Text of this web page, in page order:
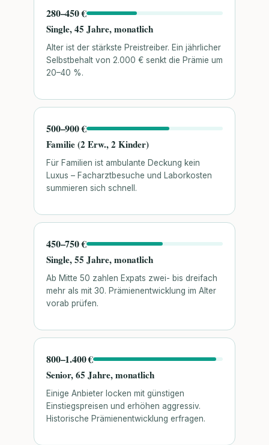
280–450 €
Single, 45 Jahre, monatlich
Alter ist der stärkste Preistreiber. Ein jährlicher
Selbstbehalt von 2.000 € senkt die Prämie um
20–40 %.
500–900 €
Familie (2 Erw., 2 Kinder)
Für Familien ist ambulante Deckung kein
Luxus – Facharztbesuche und Laborkosten
summieren sich schnell.
450–750 €
Single, 55 Jahre, monatlich
Ab Mitte 50 zahlen Expats zwei- bis dreifach
mehr als mit 30. Prämienentwicklung im Alter
vorab prüfen.
800–1.400 €
Senior, 65 Jahre, monatlich
Einige Anbieter locken mit günstigen
Einstiegspreisen und erhöhen aggressiv.
Historische Prämienentwicklung erfragen.